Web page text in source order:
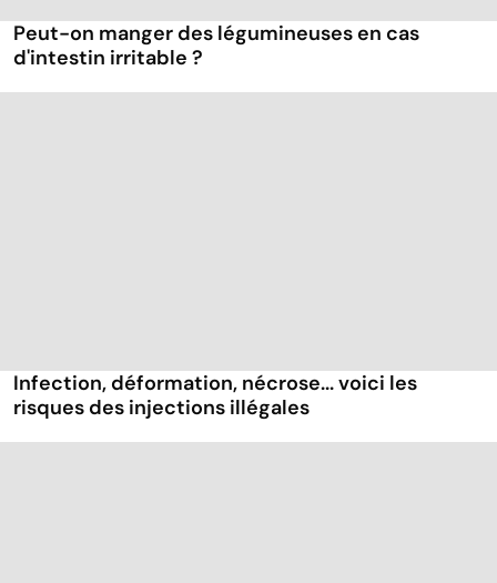
Peut-on manger des légumineuses en cas
d'intestin irritable ?
Infection, déformation, nécrose... voici les
risques des injections illégales